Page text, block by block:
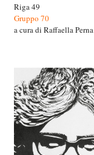
Riga 49
Gruppo 70
a cura di Raffaella Perna